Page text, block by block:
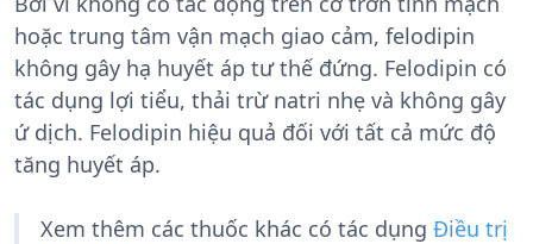
hoặc trung tâm vận mạch giao cảm, felodipin
không gây hạ huyết áp tư thế đứng. Felodipin có
tác dụng lợi tiểu, thải trừ natri nhẹ và không gây
ứ dịch. Felodipin hiệu quả đối với tất cả mức độ
tăng huyết áp.
Xem thêm các thuốc khác có tác dụng Điều trị